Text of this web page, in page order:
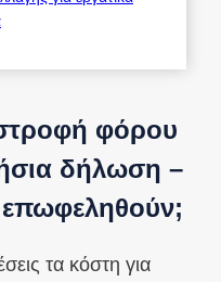
φόρου
δήλωση –
τα κόστη για